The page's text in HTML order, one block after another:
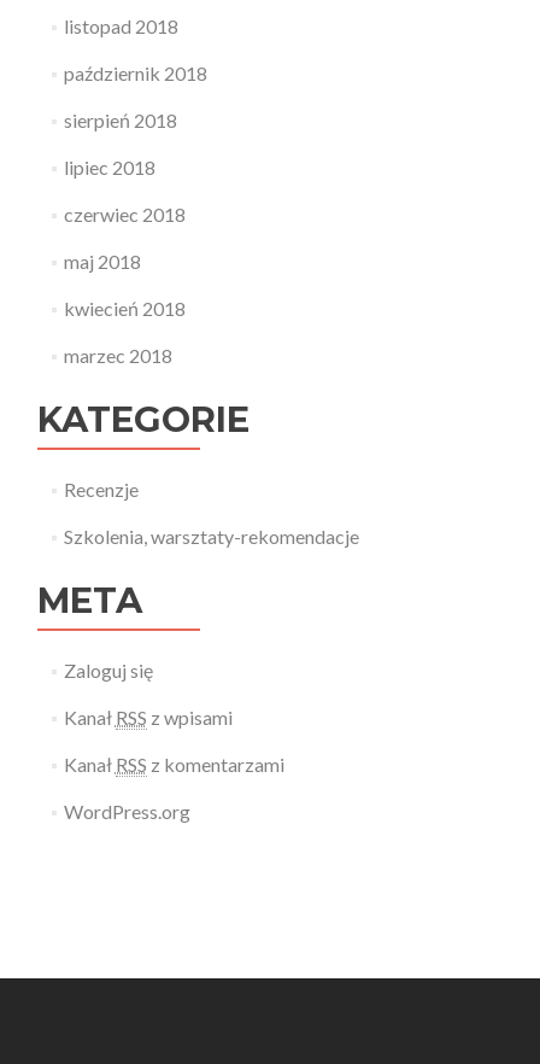
listopad 2018
październik 2018
sierpień 2018
lipiec 2018
czerwiec 2018
maj 2018
kwiecień 2018
marzec 2018
KATEGORIE
Recenzje
Szkolenia, warsztaty-rekomendacje
META
Zaloguj się
Kanał RSS z wpisami
Kanał RSS z komentarzami
WordPress.org